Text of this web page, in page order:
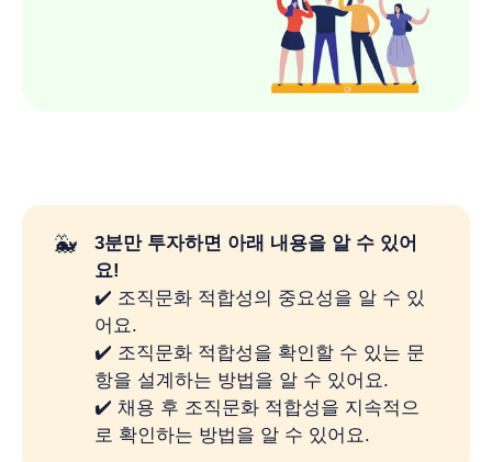
🐳
3분만 투자하면 아래 내용을 알 수 있어
요!
✔️ 조직문화 적합성의 중요성을 알 수 있
어요.
✔️ 조직문화 적합성을 확인할 수 있는 문
항을 설계하는 방법을 알 수 있어요.
✔️ 채용 후 조직문화 적합성을 지속적으
로 확인하는 방법을 알 수 있어요.